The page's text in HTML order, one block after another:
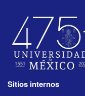
Sitios internos